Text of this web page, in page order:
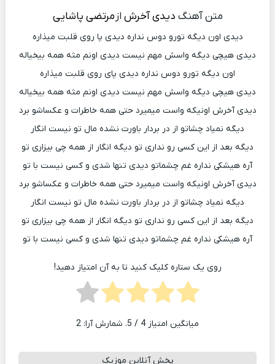
متن آهنگ دیدی آخرش از مرتضی پاشایی
دیدی اون دیگه تورو دوس نداره دیدی پا روی قلبت میذاره
دیدی هیچی دیگه واسش مهم نیست دیدی اونم مثه همه بیخیاله
اون دیگه تورو دوس نداره دیدی پای روی قلبت میذاره
دیدی هیچی دیگه واسش مهم نیست دیدی اونم مثه همه بیخیاله
دیدی آخرش اونیکه واست میمیرد حتی همه خاطرات و عکساشو برد
دیگه نمیاد چشاتو از در بردار باورت نشده مال تو نیست انگار
دیگه بعد از این کسی رو نداری تو دیگه انگار از همه چی بیزاری تو
آره هیشکی نداره غم چشماتو دیدی تنها شدی و کسی نیست با تو
دیدی آخرش اونیکه واست میمیرد حتی همه خاطرات و عکساشو برد
دیگه نمیاد چشاتو از در بردار باورت نشده مال تو نیست انگار
دیگه بعد از این کسی رو نداری تو دیگه انگار از همه چی بیزاری تو
آره هیشکی نداره غم چشماتو دیدی تنها شدی و کسی نیست با تو
روی یک ستاره کلیک کنید تا به آن امتیاز دهید!
میانگین امتیاز 4 / 5. شمارش آرا: 2
پخش آنلاین موزیک